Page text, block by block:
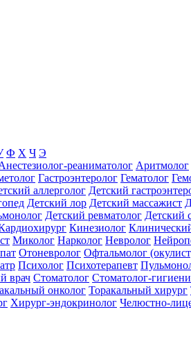
Ф Х Ч Э
реаниматолог Аритмолог
Гастроэнтеролог Гематолог
аллерголог Детский
Детский лор Детский массажист
Детский ревматолог Детский
Кинезиолог
Миколог Нарколог Невролог
Отоневролог Офтальмолог
Психолог Психотерапевт
врач Стоматолог Стоматолог-
онколог Торакальный хирург
Хирург-эндокринолог Челюстно-